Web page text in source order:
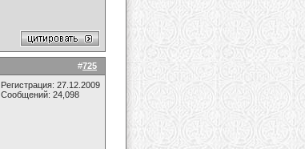
#725
Регистрация: 27.12.2009
Сообщений: 24,098